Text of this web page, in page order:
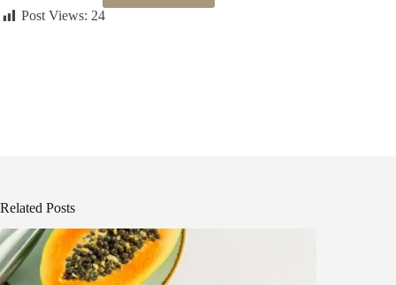
Post Views: 24
Related Posts